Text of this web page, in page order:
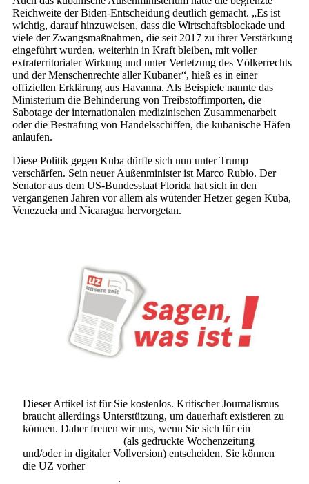
Reichweite der Biden-Entscheidung deutlich gemacht. „Es ist
wichtig, darauf hinzuweisen, dass die Wirtschaftsblockade und
viele der Zwangsmaßnahmen, die seit 2017 zu ihrer Verstärkung
eingeführt wurden, weiterhin in Kraft bleiben, mit voller
extraterritorialer Wirkung und unter Verletzung des Völkerrechts
und der Menschenrechte aller Kubaner“, hieß es in einer
offiziellen Erklärung aus Havanna. Als Beispiele nannte das
Ministerium die Behinderung von Treibstoffimporten, die
Sabotage der internationalen medizinischen Zusammenarbeit
oder die Bestrafung von Handelsschiffen, die kubanische Häfen
anlaufen.
Diese Politik gegen Kuba dürfte sich nun unter Trump
verschärfen. Sein neuer Außenminister ist Marco Rubio. Der
Senator aus dem US-Bundesstaat Florida hat sich in den
vergangenen Jahren vor allem als wütender Hetzer gegen Kuba,
Venezuela und Nicaragua hervorgetan.
Dieser Artikel ist für Sie kostenlos. Kritischer Journalismus
braucht allerdings Unterstützung, um dauerhaft existieren zu
können. Daher freuen wir uns, wenn Sie sich für ein
(als gedruckte Wochenzeitung
und/oder in digitaler Vollversion) entscheiden. Sie können
die UZ vorher
.